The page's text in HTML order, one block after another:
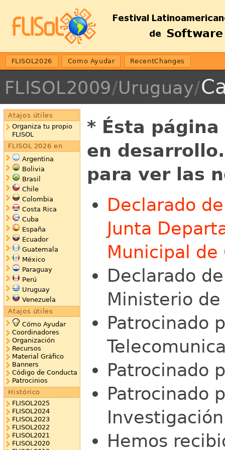
FLISOL2026 Como Ayudar RecentChanges
FLISOL2009/Uruguay/
Atajos útiles
Organiza tu propio
FLISOL
FLISOL 2026 en
Argentina
Bolivia
Brasil
Chile
Colombia
Costa Rica
Cuba
España
Ecuador
Guatemala
México
Paraguay
Perú
Uruguay
Venezuela
Atajos útiles
Cómo Ayudar
Coordinadores
Organización
Recursos
Material Gráfico
Banners
Código de Conducta
Patrocinios
Histórico
FLISOL2025
FLISOL2024
FLISOL2023
FLISOL2022
FLISOL2021
FLISOL2020
* Ésta
en
para ver las
Declarado
Junta
Municipal de
Declarado
Ministerio
Patrocinado
Patrocinado
Patrocinado
Hemos